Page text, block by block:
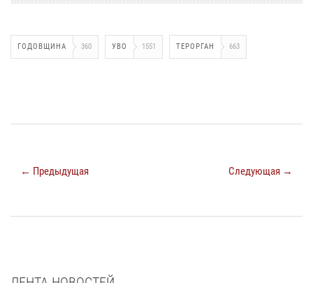
ГОДОВЩИНА 360 УВО 1551 ТЕРОРГАН 663
← Предыдущая Следующая →